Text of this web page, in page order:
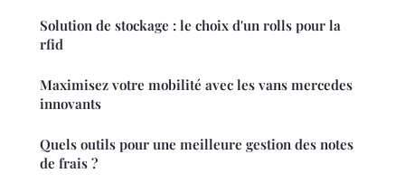
Solution de stockage : le choix d'un rolls pour la
rfid
Maximisez votre mobilité avec les vans mercedes
innovants
Quels outils pour une meilleure gestion des notes
de frais ?